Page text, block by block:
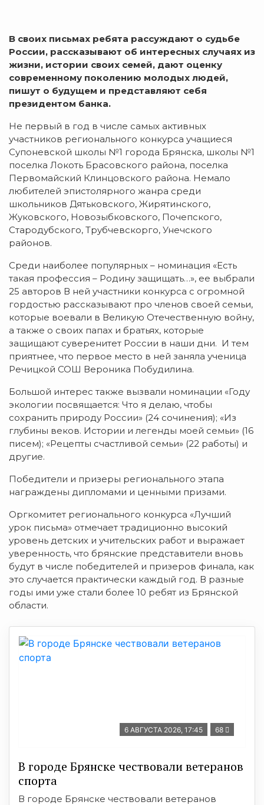
В своих письмах ребята рассуждают о судьбе
России, рассказывают об интересных случаях из
жизни, истории своих семей, дают оценку
современному поколению молодых людей,
пишут о будущем и представляют себя
президентом банка.
Не первый в год в числе самых активных
участников регионального конкурса учащиеся
Супоневской школы №1 города Брянска, школы №1
поселка Локоть Брасовского района, поселка
Первомайский Клинцовского района. Немало
любителей эпистолярного жанра среди
школьников Дятьковского, Жирятинского,
Жуковского, Новозыбковского, Почепского,
Стародубского, Трубчевскорго, Унечского
районов.
Среди наиболее популярных – номинация «Есть
такая профессия – Родину защищать…», ее выбрали
25 авторов В ней участники конкурса с огромной
гордостью рассказывают про членов своей семьи,
которые воевали в Великую Отечественную войну,
а также о своих папах и братьях, которые
защищают суверенитет России в наши дни. И тем
приятнее, что первое место в ней заняла ученица
Речицкой СОШ Вероника Побудилина.
Большой интерес также вызвали номинации «Году
экологии посвящается: Что я делаю, чтобы
сохранить природу России» (24 сочинения); «Из
глубины веков. Истории и легенды моей семьи» (16
писем); «Рецепты счастливой семьи» (22 работы) и
другие.
Победители и призеры регионального этапа
награждены дипломами и ценными призами.
Оргкомитет регионального конкурса «Лучший
урок письма» отмечает традиционно высокий
уровень детских и учительских работ и выражает
уверенность, что брянские представители вновь
будут в числе победителей и призеров финала, как
это случается практически каждый год. В разные
годы ими уже стали более 10 ребят из Брянской
области.
6 АВГУСТА 2026, 17:45 68
В городе Брянске чествовали ветеранов
спорта
В городе Брянске чествовали ветеранов